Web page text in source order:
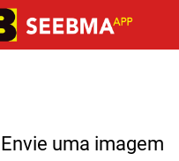
Envie uma imagem